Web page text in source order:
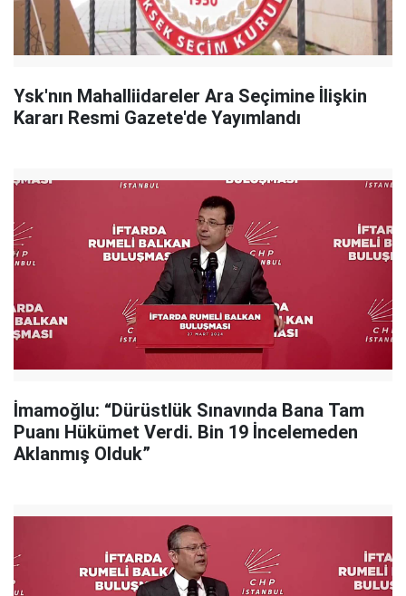
Ysk'nın Mahalliidareler Ara Seçimine İlişkin
Kararı Resmi Gazete'de Yayımlandı
İmamoğlu: “Dürüstlük Sınavında Bana Tam
Puanı Hükümet Verdi. Bin 19 İncelemeden
Aklanmış Olduk”